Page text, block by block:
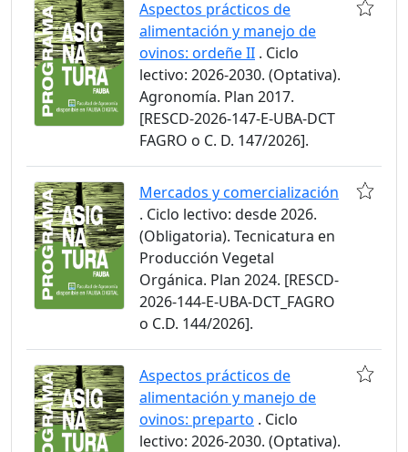
Aspectos prácticos de
alimentación y manejo de
ovinos: ordeñe II . Ciclo
lectivo: 2026-2030. (Optativa).
Agronomía. Plan 2017.
[RESCD-2026-147-E-UBA-DCT
FAGRO o C. D. 147/2026].
Mercados y comercialización
. Ciclo lectivo: desde 2026.
(Obligatoria). Tecnicatura en
Producción Vegetal
Orgánica. Plan 2024. [RESCD-
2026-144-E-UBA-DCT_FAGRO
o C.D. 144/2026].
Aspectos prácticos de
alimentación y manejo de
ovinos: preparto . Ciclo
lectivo: 2026-2030. (Optativa).